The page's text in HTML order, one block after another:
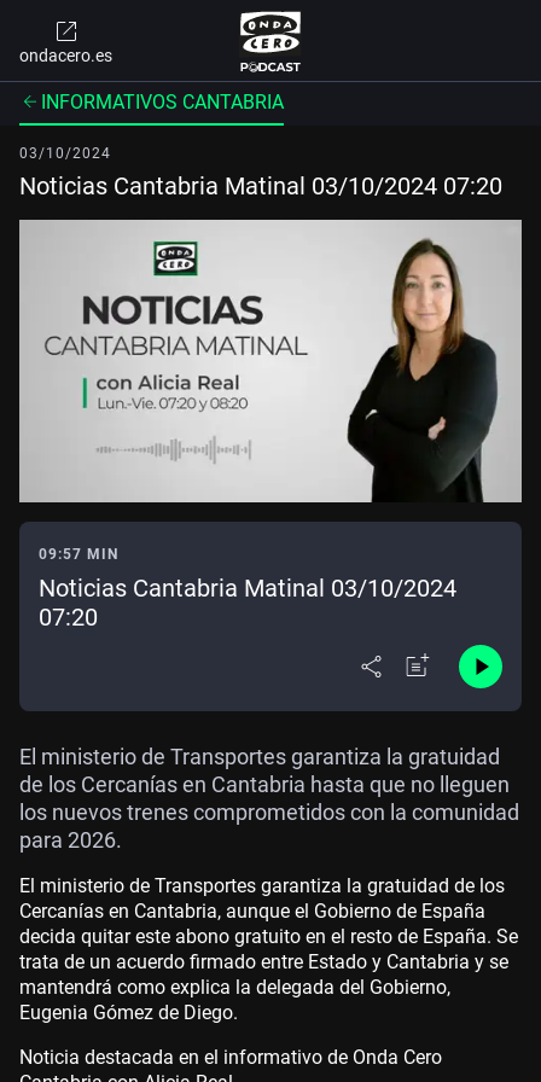
ondacero.es
INFORMATIVOS CANTABRIA
03/10/2024
Noticias Cantabria Matinal 03/10/2024 07:20
09:57 MIN
Noticias Cantabria Matinal 03/10/2024
07:20
El ministerio de Transportes garantiza la gratuidad
de los Cercanías en Cantabria hasta que no lleguen
los nuevos trenes comprometidos con la comunidad
para 2026.
El ministerio de Transportes garantiza la gratuidad de los
Cercanías en Cantabria, aunque el Gobierno de España
decida quitar este abono gratuito en el resto de España. Se
trata de un acuerdo firmado entre Estado y Cantabria y se
mantendrá como explica la delegada del Gobierno,
Eugenia Gómez de Diego.
Noticia destacada en el informativo de Onda Cero